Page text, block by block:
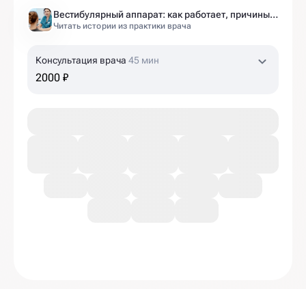
Вестибулярный аппарат: как работает, причины нарушений и как тренировать?
Читать истории из практики врача
Консультация врача 45 мин
2000 ₽